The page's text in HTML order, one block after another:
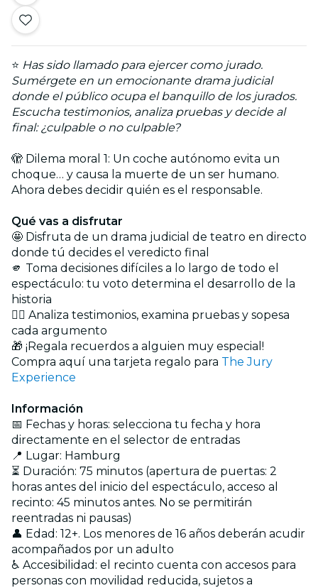
⭐ Has sido llamado para ejercer como jurado.
Sumérgete en un emocionante drama judicial
donde el público ocupa el banquillo de los jurados.
Escucha testimonios, analiza pruebas y decide al
final: ¿culpable o no culpable?
🫣 Dilema moral 1: Un coche autónomo evita un
choque… y causa la muerte de un ser humano.
Ahora debes decidir quién es el responsable.
Qué vas a disfrutar
🤩 Disfruta de un drama judicial de teatro en directo
donde tú decides el veredicto final
🫵 Toma decisiones difíciles a lo largo de todo el
espectáculo: tu voto determina el desarrollo de la
historia
🕵️‍♂️ Analiza testimonios, examina pruebas y sopesa
cada argumento
🎁 ¡Regala recuerdos a alguien muy especial!
Compra aquí una tarjeta regalo para The Jury
Experience
Información
📅 Fechas y horas: selecciona tu fecha y hora
directamente en el selector de entradas
📍 Lugar: Hamburg
⏳ Duración: 75 minutos (apertura de puertas: 2
horas antes del inicio del espectáculo, acceso al
recinto: 45 minutos antes. No se permitirán
reentradas ni pausas)
👤 Edad: 12+. Los menores de 16 años deberán acudir
acompañados por un adulto
♿ Accesibilidad: el recinto cuenta con accesos para
personas con movilidad reducida, sujetos a